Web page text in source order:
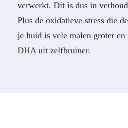
verwerkt. Dit is dus in
Plus de oxidatieve stress die
je huid is vele malen groter en
DHA uit zelfbruiner.